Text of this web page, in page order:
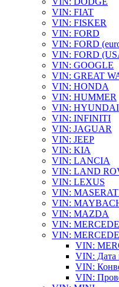
VIN: FIAT
VIN: FISKER
VIN: FORD
VIN: FORD
VIN: FORD
VIN: GOOGLE
VIN: GREAT
VIN: HONDA
VIN: HUMMER
VIN: HYUNDAI
VIN: INFINITI
VIN: JAGUAR
VIN: JEEP
VIN: KIA
VIN: LANCIA
VIN: LAND
VIN: LEXUS
VIN:
VIN:
VIN: MAZDA
VIN:
VIN:
VIN:
VIN: Дата
VIN:
VIN: